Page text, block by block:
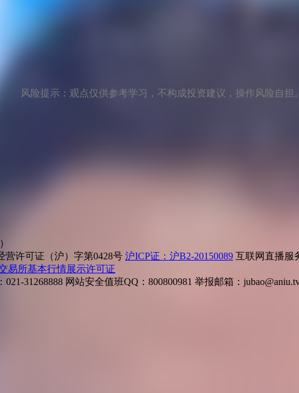
风险提示：观点仅供参考学习，不构成投资建议，操作风险自担
营许可证（沪）字第0428号 沪ICP证：沪B2-20150089 互联网直播服
易所基本行情展示许可证
31268888 网站安全值班QQ：800800981 举报邮箱：